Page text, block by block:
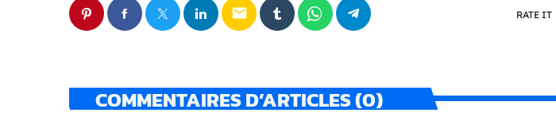
email RATE IT
COMMENTAIRES D’ARTICLES (0)